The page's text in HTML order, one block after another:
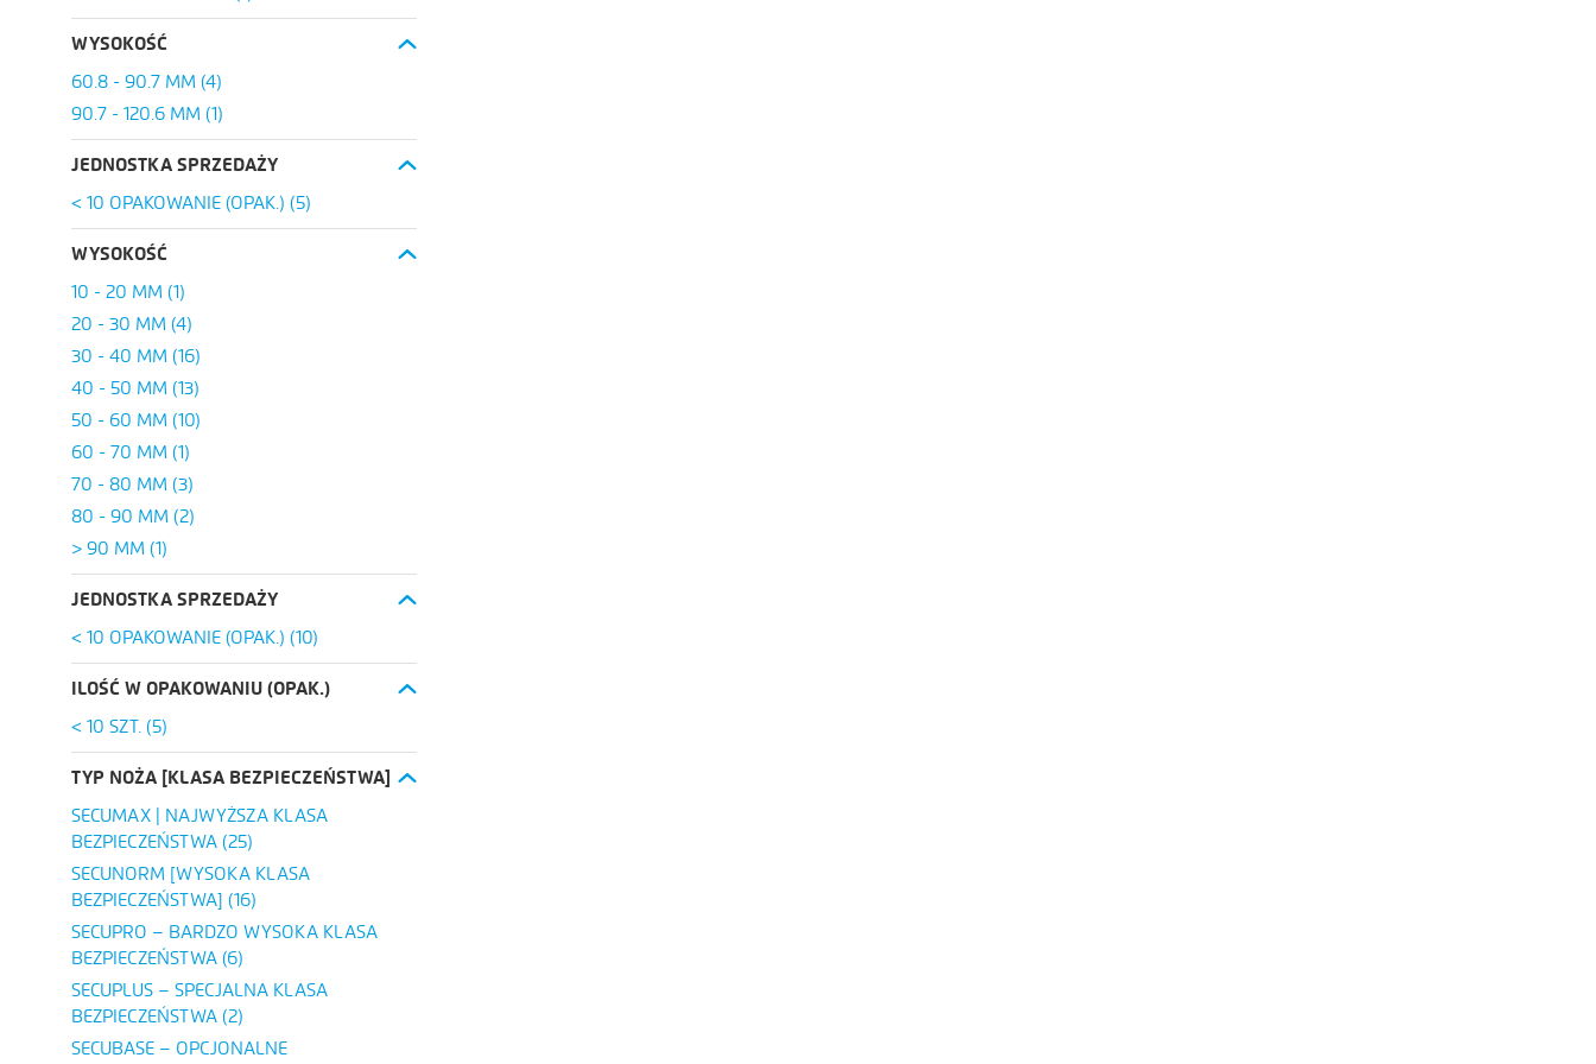
WYSOKOŚĆ
60.8 - 90.7 MM (4)
90.7 - 120.6 MM (1)
JEDNOSTKA SPRZEDAŻY
< 10 OPAKOWANIE (OPAK.) (5)
WYSOKOŚĆ
10 - 20 MM (1)
20 - 30 MM (4)
30 - 40 MM (16)
40 - 50 MM (13)
50 - 60 MM (10)
60 - 70 MM (1)
70 - 80 MM (3)
80 - 90 MM (2)
> 90 MM (1)
JEDNOSTKA SPRZEDAŻY
< 10 OPAKOWANIE (OPAK.) (10)
ILOŚĆ W OPAKOWANIU (OPAK.)
< 10 SZT. (5)
TYP NOŻA [KLASA BEZPIECZEŃSTWA]
SECUMAX | NAJWYŻSZA KLASA
BEZPIECZEŃSTWA (25)
SECUNORM [WYSOKA KLASA
BEZPIECZEŃSTWA] (16)
SECUPRO – BARDZO WYSOKA KLASA
BEZPIECZEŃSTWA (6)
SECUPLUS – SPECJALNA KLASA
BEZPIECZEŃSTWA (2)
SECUBASE – OPCJONALNE